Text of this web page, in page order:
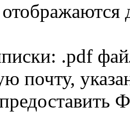
.pdf
почту,